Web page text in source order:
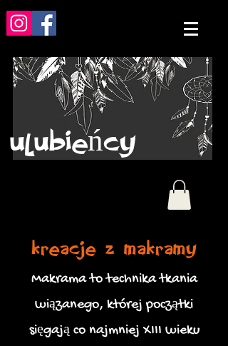
ulubieńcy
kreacje z makramy
Makrama to technika tkania
wiązanego, której początki
sięgają co najmniej XIII wieku